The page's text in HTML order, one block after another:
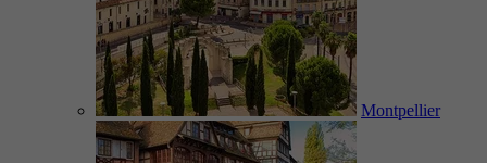
Montpellier